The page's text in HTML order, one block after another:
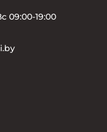
09:00-19:00